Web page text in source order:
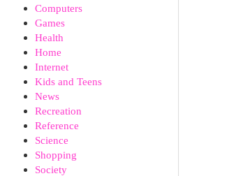
Computers
Games
Health
Home
Internet
Kids and Teens
News
Recreation
Reference
Science
Shopping
Society